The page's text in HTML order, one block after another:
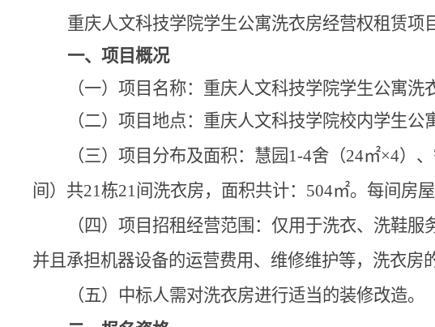
重庆人文科技学院学生公寓洗衣房经营权租赁项
一、项目概况
（一）项目名称：重庆人文科技学院学生公寓洗
（二）项目地点：重庆人文科技学院校内学生公
（三）项目分布及面积：慧园 1-4舍（24㎡×4）
间）共21栋21间洗衣房，面积共计： 504㎡。每间房
（四）项目招租经营范围：仅用于洗衣、洗鞋
并且承担机器设备的运营费用、维修维护等，洗衣
（五）中标人需对洗衣房进行适当的装修改造。